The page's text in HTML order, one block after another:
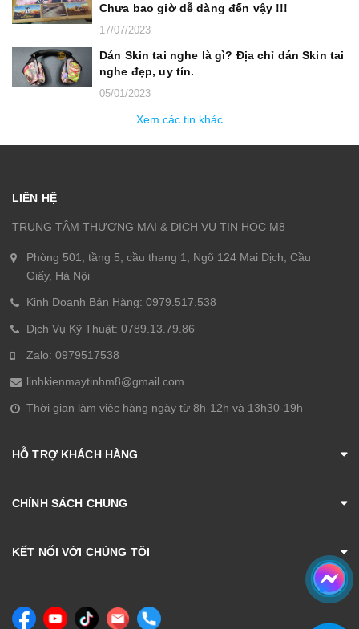
Chưa bao giờ dễ dàng đến vậy !!!
17/07/2023
Dán Skin tai nghe là gì? Địa chỉ dán Skin tai
nghe đẹp, uy tín.
05/01/2023
Xem các tin khác
LIÊN HỆ
TRUNG TÂM THƯƠNG MẠI & DỊCH VỤ TIN HỌC M8
Phòng 501, tầng 5, cầu thang 1, Ngõ 124 Mai Dịch, Cầu
Giấy, Hà Nội
Kinh Doanh Bán Hàng: 0979.517.538
Dịch Vụ Kỹ Thuật: 0789.13.79.86
Zalo: 0979517538
linhkienmaytinhm8@gmail.com
Thời gian làm việc hàng ngày từ 8h-12h và 13h30-19h
HỖ TRỢ KHÁCH HÀNG
CHÍNH SÁCH CHUNG
KẾT NỐI VỚI CHÚNG TÔI